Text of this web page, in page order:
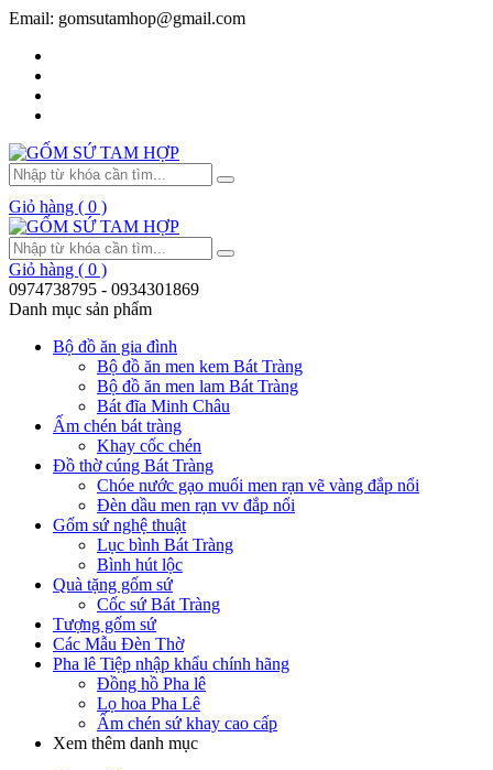
Email: gomsutamhop@gmail.com
Giỏ hàng ( 0 )
Giỏ hàng ( 0 )
0974738795 - 0934301869
Danh mục sản phẩm
Bộ đồ ăn gia đình
Bộ đồ ăn men kem Bát Tràng
Bộ đồ ăn men lam Bát Tràng
Bát đĩa Minh Châu
Ấm chén bát tràng
Khay cốc chén
Đồ thờ cúng Bát Tràng
Chóe nước gạo muối men rạn vẽ vàng đắp nổi
Đèn dầu men rạn vv đắp nổi
Gốm sứ nghệ thuật
Lục bình Bát Tràng
Bình hút lộc
Quà tặng gốm sứ
Cốc sứ Bát Tràng
Tượng gốm sứ
Các Mẫu Đèn Thờ
Pha lê Tiệp nhập khẩu chính hãng
Đồng hồ Pha lê
Lọ hoa Pha Lê
Ấm chén sứ khay cao cấp
Xem thêm danh mục